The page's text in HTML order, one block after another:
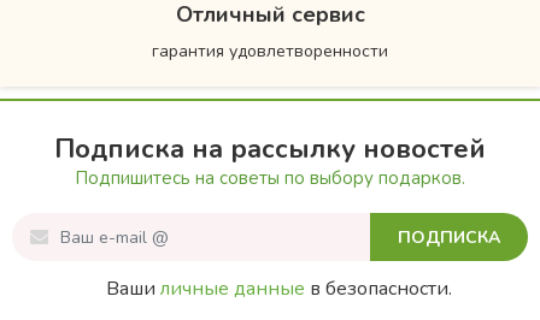
Отличный сервис
гарантия удовлетворенности
Подписка на рассылку новостей
Подпишитесь на советы по выбору подарков.
ПОДПИСКА
Ваши личные данные в безопасности.